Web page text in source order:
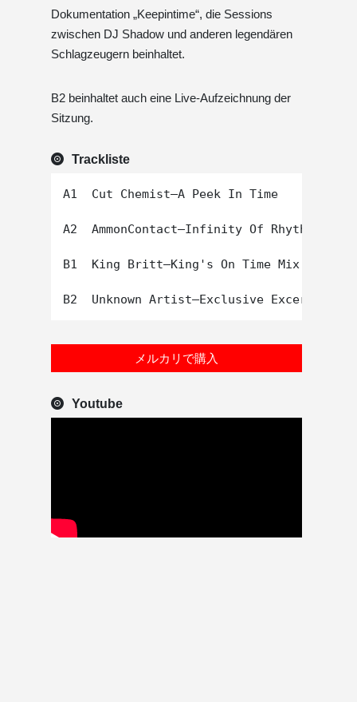
Dokumentation „Keepintime“, die Sessions
zwischen DJ Shadow und anderen legendären
Schlagzeugern beinhaltet.
B2 beinhaltet auch eine Live-Aufzeichnung der
Sitzung.
Trackliste
A1  Cut Chemist–A Peek In Time
A2  AmmonContact–Infinity Of Rhythm Mix
B1  King Britt–King's On Time Mix
メルカリで購入
Youtube